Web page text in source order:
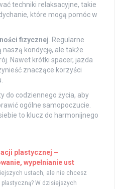
techniki relaksacyjne, takie
które mogą pomóc w
fizycznej . Regularne
kondycję, ale także
Nawet krótki spacer, jazda
znaczące korzyści
do codziennego życia, aby
ogólne samopoczucie.
to klucz do harmonijnego
plastycznej –
wypełnianie ust
ustach, ale nie chcesz
W dzisiejszych